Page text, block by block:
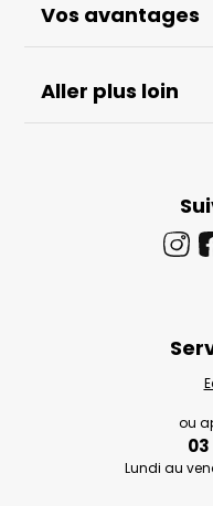
Vos avantages
Aller plus loin
ou
03
Lundi au